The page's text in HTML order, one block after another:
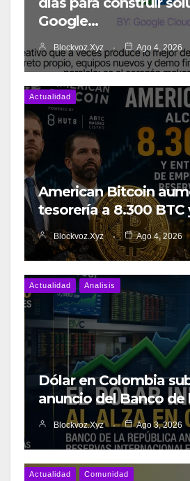
Google…
Blockvoz.xyz Ago 4, 2026
Actualidad
American Bitcoin
tesorería a 8.300 BTC
Blockvoz.xyz Ago 4, 2026
Actualidad Analisis
Dólar en Colombia
anuncio del Banco de
Blockvoz.xyz Ago 3, 2026
Actualidad Comunidad